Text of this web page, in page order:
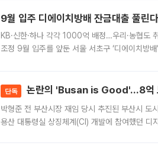
9월 입주 디에이치방배 잔금대출 풀
KB·신한·하나 각각 1000억 배정…우리·농협도
조정 9월 입주를 앞둔 서울 서초구 ‘디에이치방
단독 논란의 'Busan is Good'…8억
박형준 전 부산시장 재임 당시 추진된 부산시
용산 대통령실 상징체계(CI) 개발에 참여했던